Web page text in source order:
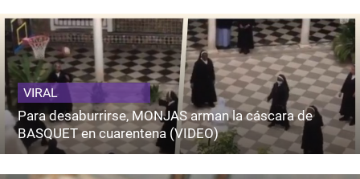
VIRAL
Para desaburrirse, MONJAS arman la cáscara de
BASQUET en cuarentena (VIDEO)